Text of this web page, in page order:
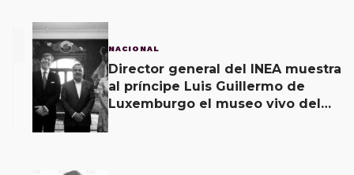
NACIONAL
Director general del INEA muestra
al príncipe Luis Guillermo de
Luxemburgo el museo vivo del